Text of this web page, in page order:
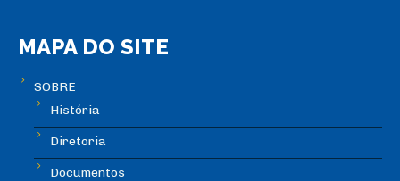
MAPA DO SITE
SOBRE
História
Diretoria
Documentos